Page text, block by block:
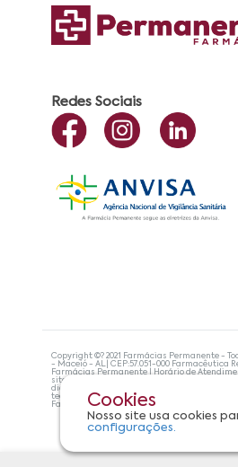
Cookies
Nosso site usa cookies
configurações.
Redes Sociais
Copyright ©? 2021 Farmácias Permanente -
- Maceió - AL| CEP:57.051-000 Farmacêutica
Farmácias Permanente | Horário de
site não devem ser utilizadas para
diagnosticar problemas de saúde e
tecnologias mais avançadas de proteção de
Farmácias Permanente. Todos os pedidos